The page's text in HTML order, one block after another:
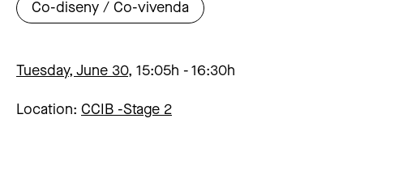
Co-diseny / Co-vivenda
Tuesday, June 30, 15:05h 16:30h
Location: CCIB -Stage 2